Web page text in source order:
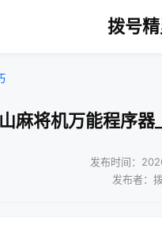
拨号
麻将机万能程序
发布时间：
发布者：